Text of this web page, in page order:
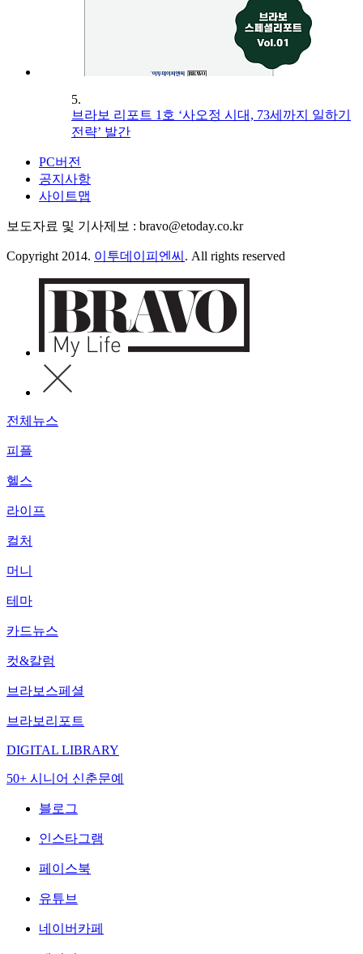
5.
브라보 리포트 1호 ‘사오정 시대, 73세까지 일하기
전략’ 발간
PC버전
공지사항
사이트맵
보도자료 및 기사제보 : bravo@etoday.co.kr
Copyright 2014. 이투데이피엔씨 . All rights reserved
전체뉴스
피플
헬스
라이프
컬처
머니
테마
카드뉴스
컷&칼럼
브라보스페셜
브라보리포트
DIGITAL LIBRARY
50+ 시니어 신춘문예
블로그
인스타그램
페이스북
유튜브
네이버카페